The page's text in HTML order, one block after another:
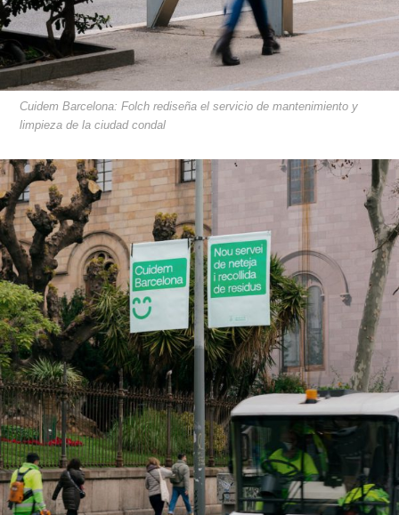
Cuidem Barcelona: Folch rediseña el servicio de mantenimiento y
limpieza de la ciudad condal